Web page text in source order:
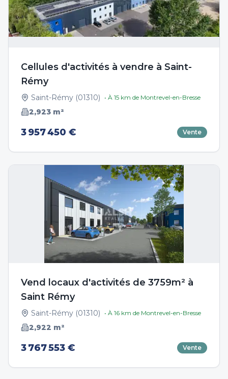
Cellules d'activités à vendre à Saint-
Rémy
Saint-Rémy (01310) • À 15 km de Montrevel-en-Bresse
2,923 m²
3 957 450 € Vente
Vend locaux d'activités de 3759m² à
Saint Rémy
Saint-Rémy (01310) • À 16 km de Montrevel-en-Bresse
2,922 m²
3 767 553 € Vente